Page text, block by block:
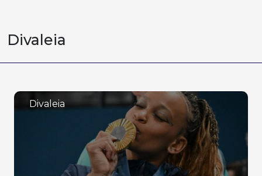
Divaleia
Divaleia